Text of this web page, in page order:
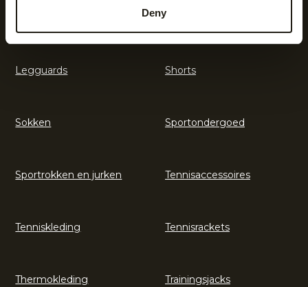
DenyLeggings
Legguards Shorts
Sokken Sportondergoed
Sportrokken en jurken Tennisaccessoires
Tenniskleding Tennisrackets
Thermokleding Trainingsjacks